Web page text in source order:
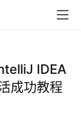
IDEA
成功教程